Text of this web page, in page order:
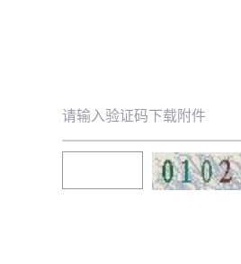
请输入验证码下载附件